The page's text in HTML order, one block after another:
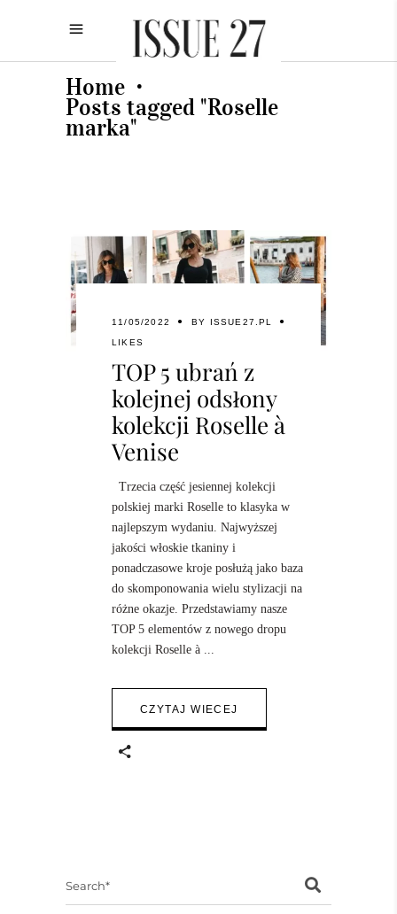
Home •
Posts tagged "Roselle
marka"
11/05/2022 BY ISSUE27.PL
LIKES
TOP 5 ubrań z
kolejnej odsłony
kolekcji Roselle à
Venise
Trzecia część jesiennej kolekcji
polskiej marki Roselle to klasyka w
najlepszym wydaniu. Najwyższej
jakości włoskie tkaniny i
ponadczasowe kroje posłużą jako baza
do skomponowania wielu stylizacji na
różne okazje. Przedstawiamy nasze
TOP 5 elementów z nowego dropu
kolekcji Roselle à
CZYTAJ WIECEJ